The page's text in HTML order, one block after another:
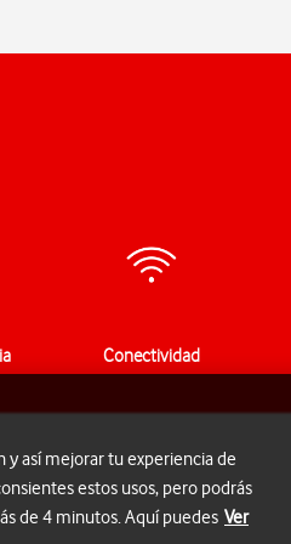
Conectividad
y así mejorar tu experiencia de
estos usos, pero podrás
de 4 minutos. Aquí puedes Ver